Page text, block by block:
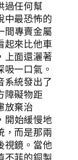
過任何幫
中最恐怖的
間專賣金屬
起來比他車
上面還灑著
一口氣。
系統發出了
障礙物距
放棄治
開始緩慢地
，而是那兩
視鏡。當他